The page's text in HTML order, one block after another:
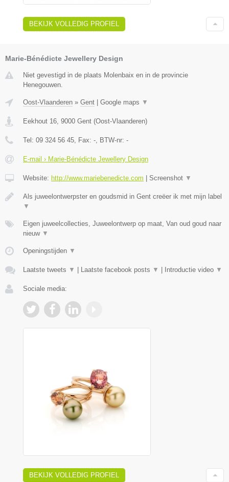
BEKIJK VOLLEDIG PROFIEL
Marie-Bénédicte Jewellery Design
Niet gevestigd in de plaats Molenbaix en in de provincie
Henegouwen.
Oost-Vlaanderen » Gent Google maps ▼
Eekhout 16, 9000 Gent (Oost-Vlaanderen)
Tel: 09 324 56 45, Fax: -, BTW-nr: -
E-mail › Marie-Bénédicte Jewellery Design
Website: http://www.mariebenedicte.com Screenshot ▼
Als juweelontwerpster en goudsmid in Gent creëer ik met mijn label
▼
Eigen juweelcollecties, Juweelontwerp op maat, Van oud goud naar
nieuw ▼
Openingstijden ▼
Laatste tweets ▼ Laatste facebook posts ▼ Introductie video ▼
Sociale media:
BEKIJK VOLLEDIG PROFIEL